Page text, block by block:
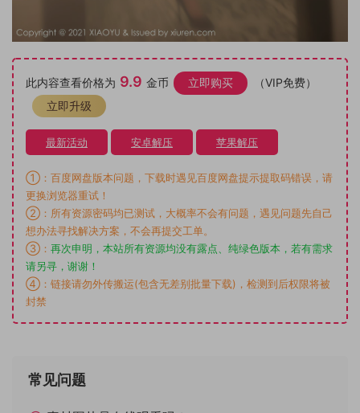
此内容查看价格为 9.9 金币 立即购买
（VIP免费）
立即升级
最新活动 安卓解压 苹果解压
①：百度网盘版本问题，下载时遇见百度网盘提示提取码错误，请
更换浏览器重试！
②：所有资源密码均已测试，大概率不会有问题，遇见问题先自己
想办法寻找解决方案，不会再提交工单。
③： 再次申明，本站所有资源均没有露点、纯绿色版本，若有需求
请另寻，谢谢！
④：链接请勿外传搬运(包含无差别批量下载)，检测到后权限将被
封禁
常见问题